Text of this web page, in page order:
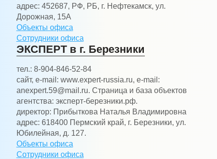
адрес: 452687, РФ, РБ, г. Нефтекамск, ул.
Дорожная, 15А
Объекты офиса
Сотрудники офиса
ЭКСПЕРТ в г. Березники
тел.: 8-904-846-52-84
сайт, e-mail: www.expert-russia.ru, e-mail:
anexpert.59@mail.ru. Страница и база объектов
агентства: эксперт-березники.рф.
директор: Прибыткова Наталья Владимировна
адрес: 618400 Пермский край, г. Березники, ул.
Юбилейная, д. 127.
Объекты офиса
Сотрудники офиса